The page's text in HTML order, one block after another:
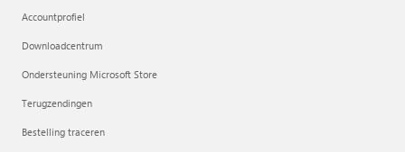
Accountprofiel
Downloadcentrum
Ondersteuning Microsoft Store
Terugzendingen
Bestelling traceren